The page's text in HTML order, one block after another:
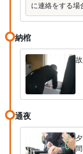
に連絡をする場
納棺
通夜